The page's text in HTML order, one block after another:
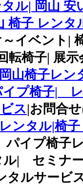
ル| 岡山
椅子 レン
イベント|
椅子| 展示
岡山椅子レン
イプ椅子|
ス|お問合
ンタル|椅
イプ椅子
| セミナ
ルサービス